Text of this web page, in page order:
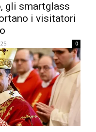
gli smartglass
i visitatori
0